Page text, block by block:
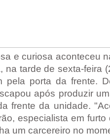
e curiosa aconteceu
na tarde de sexta-feira
pela porta da frente.
após produzir
frente da unidade.
especialista em
um carcereiro no